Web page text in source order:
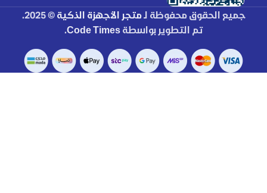
جميع الحقوق محفوظة لـمتجر الأجهزة الذكية © 2025.
تم التطوير بواسطة Code Times
.